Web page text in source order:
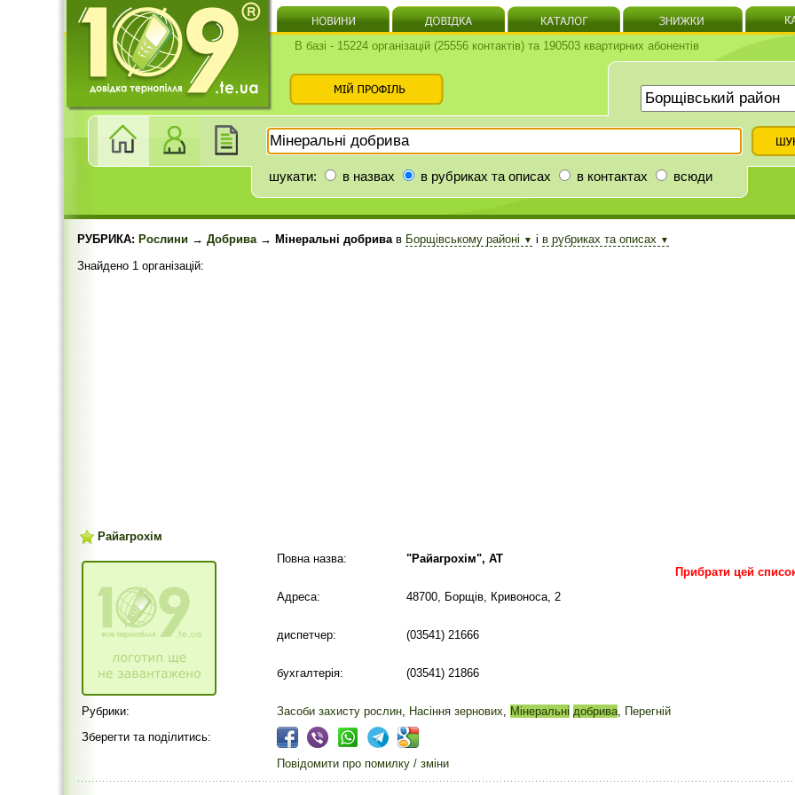
В базі - 15224 організацій (25556 контактів) та 190503 квартирних абонентів
шукати: в назвах в рубриках та описах в контактах всюди
РУБРИКА: Рослини → Добрива→ Мінеральні добривав Борщівському районі ▼ і в рубриках та описах ▼
Знайдено 1 організацій:
Райагрохім
Прибрати цей
Повна назва: "Райагрохім", АТ
Адреса: 48700, Борщів, Кривоноса, 2
диспетчер: (03541) 21666
бухгалтерія: (03541) 21866
Рубрики: Засоби захисту рослин, Насіння зернових, Мінеральні добрива, Перегній
Зберегти та поділитись:
Повідомити про помилку / зміни